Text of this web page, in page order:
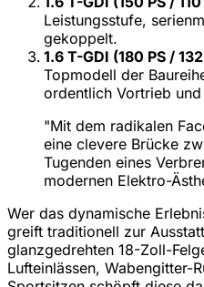
Leistungsstufe,
gekoppelt.
1.6 T-GDI (180 PS /
Topmodell der
ordentlich Vortrieb
"Mit dem radikalen
eine clevere Brücke
Tugenden eines
modernen Elektro-
Wer das dynamische
greift traditionell zur
glanzgedrehten 18-Zoll-
Lufteinlässen, Wabengitter-